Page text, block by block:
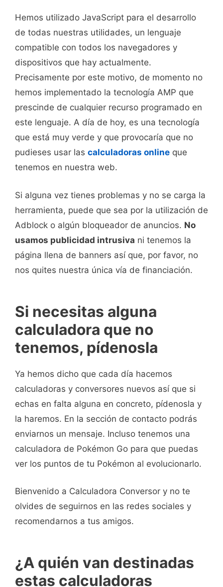
Hemos utilizado JavaScript para el desarrollo
de todas nuestras utilidades, un lenguaje
compatible con todos los navegadores y
dispositivos que hay actualmente.
Precisamente por este motivo, de momento no
hemos implementado la tecnología AMP que
prescinde de cualquier recurso programado en
este lenguaje. A día de hoy, es una tecnología
que está muy verde y que provocaría que no
pudieses usar las calculadoras online que
tenemos en nuestra web.
Si alguna vez tienes problemas y no se carga la
herramienta, puede que sea por la utilización de
Adblock o algún bloqueador de anuncios. No
usamos publicidad intrusiva ni tenemos la
página llena de banners así que, por favor, no
nos quites nuestra única vía de financiación.
Si necesitas alguna
calculadora que no
tenemos, pídenosla
Ya hemos dicho que cada día hacemos
calculadoras y conversores nuevos así que si
echas en falta alguna en concreto, pídenosla y
la haremos. En la sección de contacto podrás
enviarnos un mensaje. Incluso tenemos una
calculadora de Pokémon Go para que puedas
ver los puntos de tu Pokémon al evolucionarlo.
Bienvenido a Calculadora Conversor y no te
olvides de seguirnos en las redes sociales y
recomendarnos a tus amigos.
¿A quién van destinadas
estas calculadoras